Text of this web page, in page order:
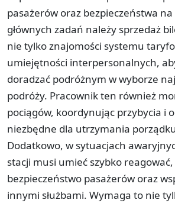
pasażerów oraz bezpieczeństwa
głównych zadań należy sprzedaż
nie tylko znajomości systemu
umiejętności interpersonalnych,
doradzać podróżnym w wyborze
podróży. Pracownik ten również
pociągów, koordynując przybycia i
niezbędne dla utrzymania
Dodatkowo, w sytuacjach
stacji musi umieć szybko
bezpieczeństwo pasażerów oraz
innymi służbami. Wymaga to nie